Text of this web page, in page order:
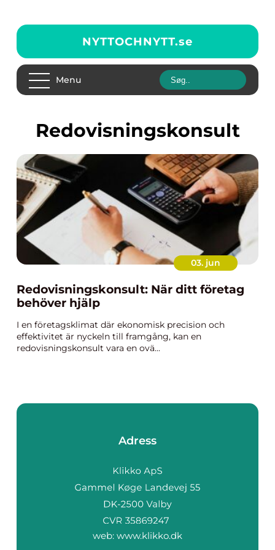
NYTTOCHNYTT.se
Menu
Redovisningskonsult
03. jun
Redovisningskonsult: När ditt företag
behöver hjälp
I en företagsklimat där ekonomisk precision och
effektivitet är nyckeln till framgång, kan en
redovisningskonsult vara en ovä...
Adress
web: www.klikko.dk